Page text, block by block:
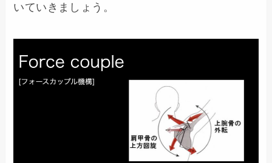
いていきましょう。